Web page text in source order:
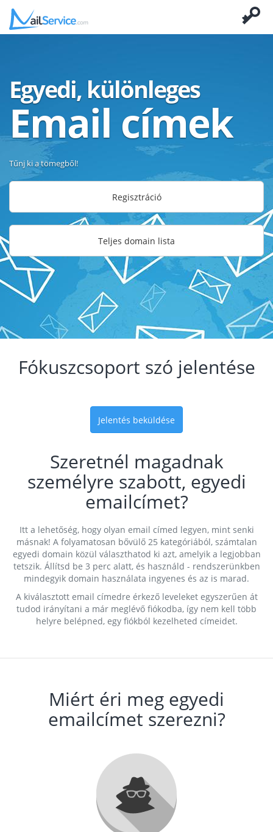
Egyedi, különleges
Email címek
Tűnj ki a tömegből!
Regisztráció
Teljes domain lista
Fókuszcsoport szó jelentése
Jelentés beküldése
Szeretnél magadnak
személyre szabott, egyedi
emailcímet?
Itt a lehetőség, hogy olyan email címed legyen, mint senki
másnak! A folyamatosan bővülő 25 kategóriából, számtalan
egyedi domain közül választhatod ki azt, amelyik a legjobban
tetszik. Állítsd be 3 perc alatt, és használd - rendszerünkben
mindegyik domain használata ingyenes és az is marad.
A kiválasztott email címedre érkező leveleket egyszerűen át
tudod irányítani a már meglévő fiókodba, így nem kell több
helyre belépned, egy fiókból kezelheted címeidet.
Miért éri meg egyedi
emailcímet szerezni?